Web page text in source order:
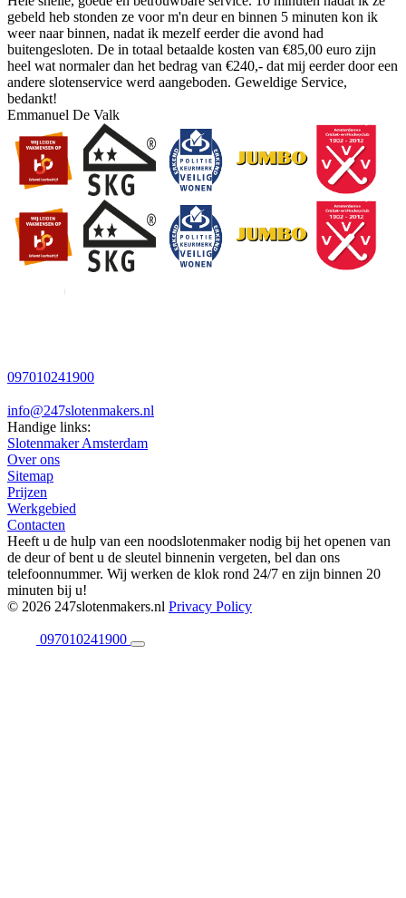
gebeld heb stonden ze voor m'n deur en binnen 5 minuten kon ik
weer naar binnen, nadat ik mezelf eerder die avond had
buitengesloten. De in totaal betaalde kosten van €85,00 euro zijn
heel wat normaler dan het bedrag van €240,- dat mij eerder door een
andere slotenservice werd aangeboden. Geweldige Service,
bedankt!
Emmanuel De Valk
097010241900
info@247slotenmakers.nl
Handige links:
Slotenmaker Amsterdam
Over ons
Sitemap
Prijzen
Werkgebied
Contacten
Heeft u de hulp van een noodslotenmaker nodig bij het openen van
de deur of bent u de sleutel binnenin vergeten, bel dan ons
telefoonnummer. Wij werken de klok rond 24/7 en zijn binnen 20
minuten bij u!
© 2026 247slotenmakers.nl Privacy Policy
097010241900